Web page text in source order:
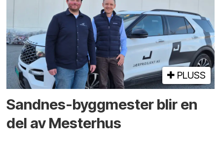
PLUSS
Sandnes-byggmester blir en
del av Mesterhus